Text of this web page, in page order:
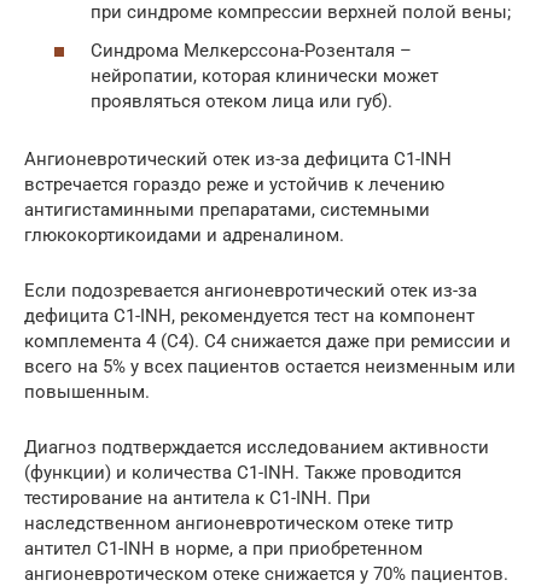
при синдроме компрессии верхней полой вены;
Синдрома Мелкерссона-Розенталя –
нейропатии, которая клинически может
проявляться отеком лица или губ).
Ангионевротический отек из-за дефицита C1-INH
встречается гораздо реже и устойчив к лечению
антигистаминными препаратами, системными
глюкокортикоидами и адреналином.
Если подозревается ангионевротический отек из-за
дефицита C1-INH, рекомендуется тест на компонент
комплемента 4 (C4). C4 снижается даже при ремиссии и
всего на 5% у всех пациентов остается неизменным или
повышенным.
Диагноз подтверждается исследованием активности
(функции) и количества C1-INH. Также проводится
тестирование на антитела к C1-INH. При
наследственном ангионевротическом отеке титр
антител C1-INH в норме, а при приобретенном
ангионевротическом отеке снижается у 70% пациентов.